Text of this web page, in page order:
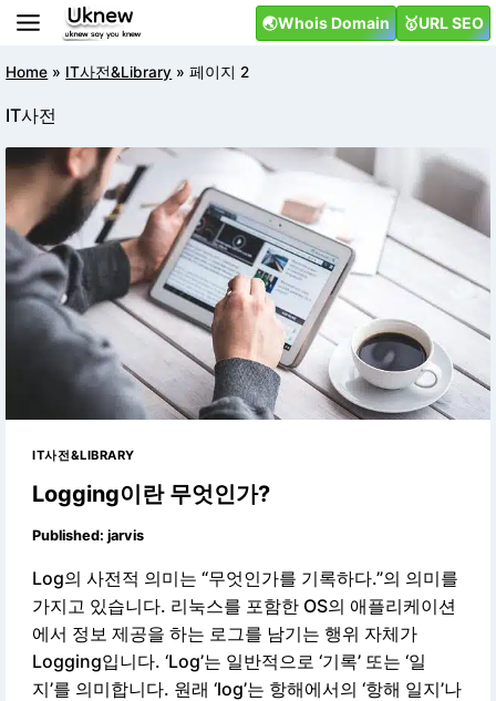
Skip
content
🌏Whois Domain 🥇URL SEO
Home » IT사전&Library »페이지 2
IT사전
IT사전&LIBRARY
Logging이란 무엇인가?
Published: jarvis
Log의 사전적 의미는 “무엇인가를 기록하다.”의 의미를
가지고 있습니다. 리눅스를 포함한 OS의 애플리케이션
에서 정보 제공을 하는 로그를 남기는 행위 자체가
Logging입니다. ‘Log’는 일반적으로 ‘기록’ 또는 ‘일
지’를 의미합니다. 원래 ‘log’는 항해에서의 ‘항해 일지’나